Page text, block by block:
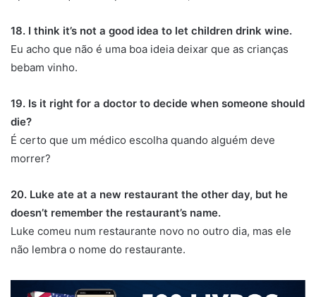
18. I think it’s not a good idea to let children drink wine.
Eu acho que não é uma boa ideia deixar que as crianças
bebam vinho.
19. Is it right for a doctor to decide when someone should
die?
É certo que um médico escolha quando alguém deve
morrer?
20. Luke ate at a new restaurant the other day, but he
doesn’t remember the restaurant’s name.
Luke comeu num restaurante novo no outro dia, mas ele
não lembra o nome do restaurante.